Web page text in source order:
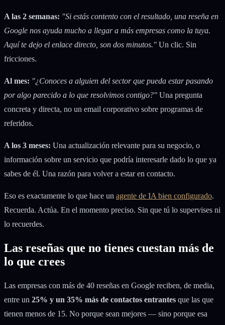
A las 2 semanas: "Si estás contento con el resultado, una reseña en
Google nos ayuda mucho a llegar a más empresas como la tuya.
Aquí te dejo el enlace directo, son dos minutos." Un clic. Sin
fricciones.
Al mes: "¿Conoces a alguien del sector que pueda estar pasando
por algo parecido a lo que resolvimos contigo?" Una pregunta
concreta y directa, no un email corporativo sobre programas de
referidos.
A los 3 meses: Una actualización relevante para su negocio, o
información sobre un servicio que podría interesarle dado lo que ya
sabes de él. Una razón para volver a estar en contacto.
Eso es exactamente lo que hace un agente de IA bien configurado.
Recuerda. Actúa. En el momento preciso. Sin que tú lo supervises ni
lo recuerdes.
Las reseñas que no tienes cuestan más de
lo que crees
Las empresas con más de 40 reseñas en Google reciben, de media,
entre un 25% y un 35% más de contactos entrantes que las que
tienen menos de 15. No porque sean mejores — sino porque esa